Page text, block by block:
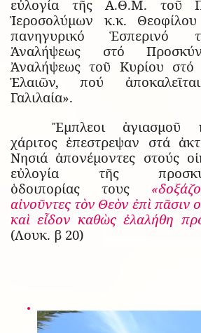
εὐλογία τῆς Α.Θ.Μ. τοῦ
Ἱεροσολύμων κ.κ.
πανηγυρικό Ἑσπερινό
Ἀναλήψεως στό
Ἀναλήψεως τοῦ Κυρίου
Ἐλαιῶν, πού
Γαλιλαία».
Ἔμπλεοι ἁγιασμοῦ
χάριτος ἐπεστρεψαν στά
Νησιά ἀπονέμοντες στούς
εὐλογία τῆς
ὁδοιπορίας τους
αἰνοῦντες τὸν Θεὸν ἐπὶ πᾶσιν
καὶ εἶδον καθὼς ἐλαλήθη
(Λουκ. β 20)